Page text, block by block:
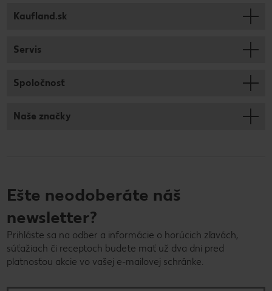
Kaufland.sk
Servis
Spoločnosť
Naše značky
Ešte neodoberáte náš
newsletter?
Prihláste sa na odber a informácie o horúcich zľavách,
súťažiach či receptoch budete mať už dva dni pred
platnosťou akcie vo vašej e-mailovej schránke.